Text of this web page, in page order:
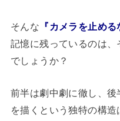
そんな 『カメラを止める
記憶に残っているのは
でしょうか？
前半は劇中劇に徹し、
を描くという独特の構